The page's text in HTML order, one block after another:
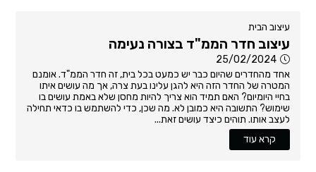
עיצוב הבית
עיצוב חדר הממ"ד בצורה נעימה
25/02/2024
אחד מהחדרים שהיום כבר יש כמעט בכל בית, זה חדר הממ"ד. אומנם
המטרה של החדר הזה היא להגן עלינו בעת צרה, אך מה עושים איתו
בחיי היומיום? האם תמיד הוא צריך להיות מחסן שלא באמת עושים בו
שימוש? התשובה היא כמובן לא. מה שכן, כדי להשתמש בו כדאי תחילה
לעצב אותו. תוהים כיצד עושים זאת...
קרא עוד